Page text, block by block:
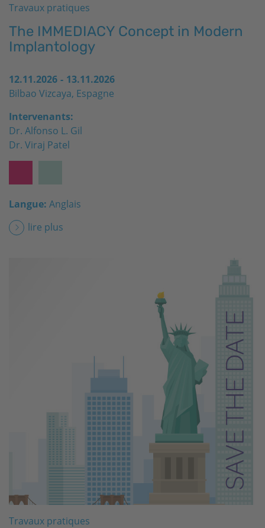
Travaux pratiques
The IMMEDIACY Concept in Modern
Implantology
12.11.2026 - 13.11.2026
Bilbao Vizcaya, Espagne
Intervenants:
Dr. Alfonso L. Gil
Dr. Viraj Patel
Langue: Anglais
lire plus
Travaux pratiques